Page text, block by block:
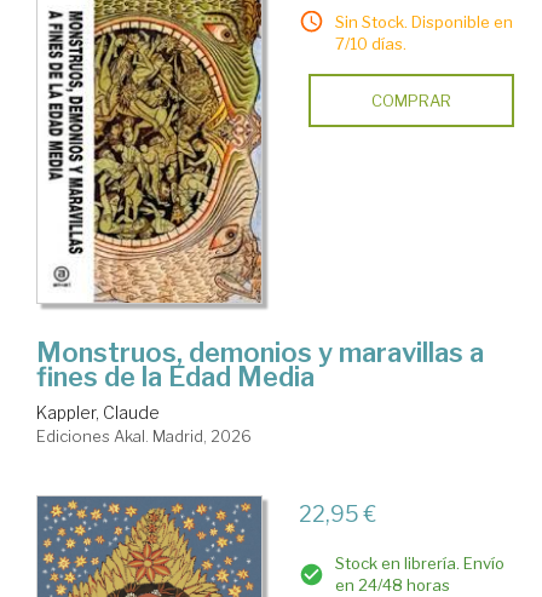
Sin Stock. Disponible en
7/10 días.
COMPRAR
Monstruos, demonios y maravillas a
fines de la Edad Media
Kappler, Claude
Ediciones Akal. Madrid, 2026
22,95 €
Stock en librería. Envío
en 24/48 horas